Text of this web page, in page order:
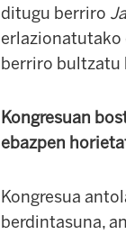
ditugu berriro
erlazionatutako
berriro bultzatu
Kongresuan
ebazpen
Kongresua
berdintasuna,